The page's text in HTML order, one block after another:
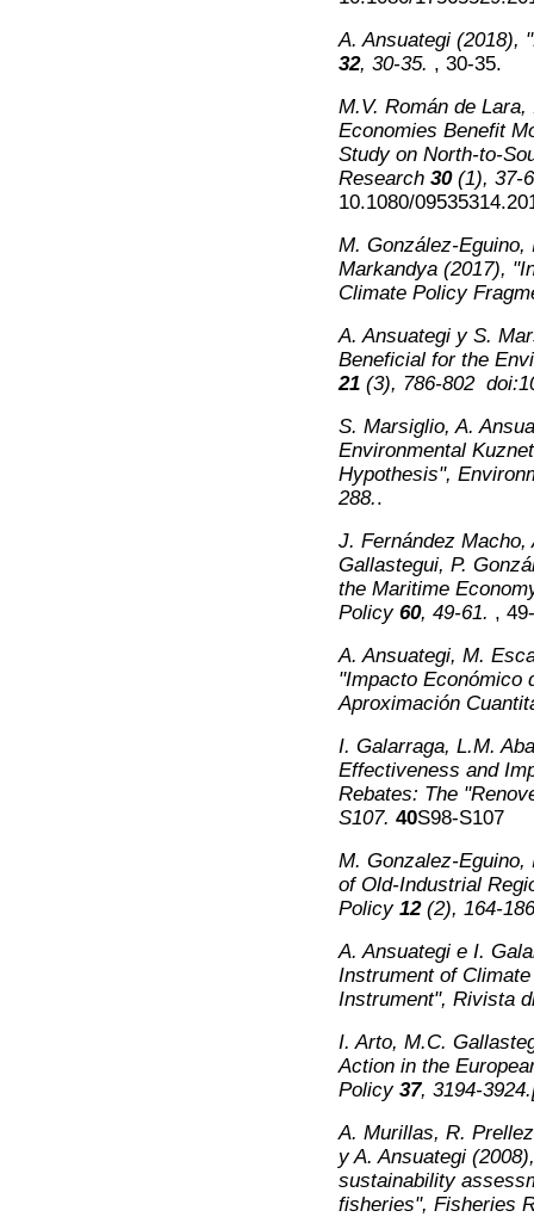
A. Ansuategi (2018),
32, 30-35. , 30-35.
M.V. Román de
Economies Benefit
Study on North-to-
Research 30(1), 37-
10.1080/
M. González-Eguino,
Markandya (2017),
Climate Policy
A. Ansuategi y S.
Beneficial for the
21 (3), 786-802
S. Marsiglio, A.
Environmental
Hypothesis",
288..
J. Fernández
Gallastegui, P.
the Maritime
Policy 60, 49-61. ,
A. Ansuategi, M.
"Impacto Económico
Aproximación
I. Galarraga, L.M.
Effectiveness and
Rebates: The
S107. 40S98-S107
M. Gonzalez-Eguino,
of Old-Industrial
Policy 12(2), 164-
A. Ansuategi e I.
Instrument of
Instrument", Rivista
I. Arto, M.C.
Action in the
Policy 37, 3194-
A. Murillas, R.
y A. Ansuategi
sustainability
fisheries", Fisheries